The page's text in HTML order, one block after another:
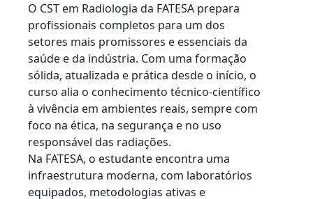
O CST em Radiologia da FATESA prepara
profissionais completos para um dos
setores mais promissores e essenciais da
saúde e da indústria. Com uma formação
sólida, atualizada e prática desde o início, o
curso alia o conhecimento técnico-científico
à vivência em ambientes reais, sempre com
foco na ética, na segurança e no uso
responsável das radiações.
Na FATESA, o estudante encontra uma
infraestrutura moderna, com laboratórios
equipados, metodologias ativas e